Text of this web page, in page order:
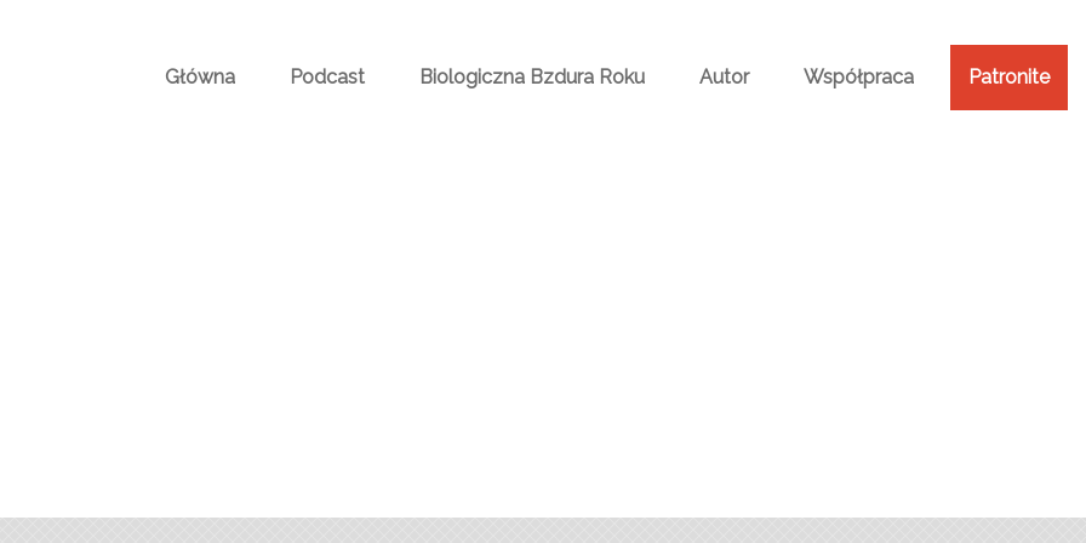
Główna Podcast Biologiczna Bzdura Roku Autor Współpraca Patronite